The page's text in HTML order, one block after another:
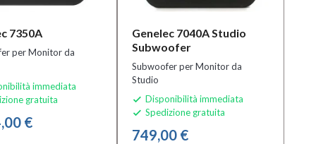
7350A
per Monitor da
immediata
gratuita
€
Genelec 7040A Studio
Subwoofer
Subwoofer per Monitor da
Studio
 Disponibilità immediata
 Spedizione gratuita
749,00 €